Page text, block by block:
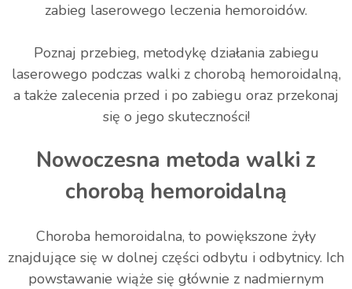
zabieg laserowego leczenia hemoroidów.
Poznaj przebieg, metodykę działania zabiegu
laserowego podczas walki z chorobą hemoroidalną,
a także zalecenia przed i po zabiegu oraz przekonaj
się o jego skuteczności!
Nowoczesna metoda walki z
chorobą hemoroidalną
Choroba hemoroidalna, to powiększone żyły
znajdujące się w dolnej części odbytu i odbytnicy. Ich
powstawanie wiąże się głównie z nadmiernym